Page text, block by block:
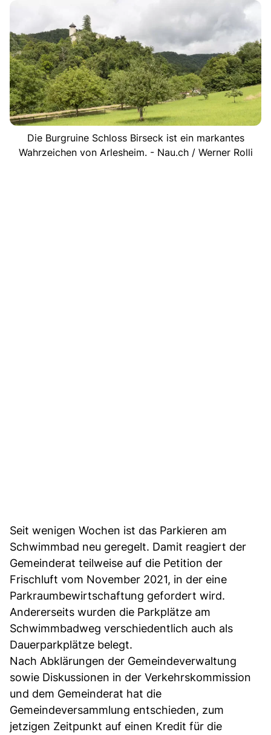
Die Burgruine Schloss Birseck ist ein markantes
Wahrzeichen von Arlesheim. - Nau.ch / Werner Rolli
Seit wenigen Wochen ist das Parkieren am
Schwimmbad neu geregelt. Damit reagiert der
Gemeinderat teilweise auf die Petition der
Frischluft vom November 2021, in der eine
Parkraumbewirtschaftung gefordert wird.
Andererseits wurden die Parkplätze am
Schwimmbadweg verschiedentlich auch als
Dauerparkplätze belegt.
Nach Abklärungen der Gemeindeverwaltung
sowie Diskussionen in der Verkehrskommission
und dem Gemeinderat hat die
Gemeindeversammlung entschieden, zum
jetzigen Zeitpunkt auf einen Kredit für die